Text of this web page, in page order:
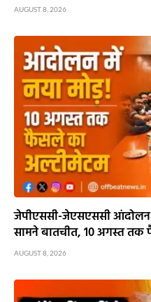
AUGUST 8, 2026
जेपीएससी-जेएसएससी
सामने बातचीत, 10 अगस्त
AUGUST 8, 2026